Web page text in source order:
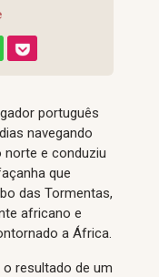
português
navegando
norte e conduziu
que
das Tormentas,
africano e
a África.
resultado de um